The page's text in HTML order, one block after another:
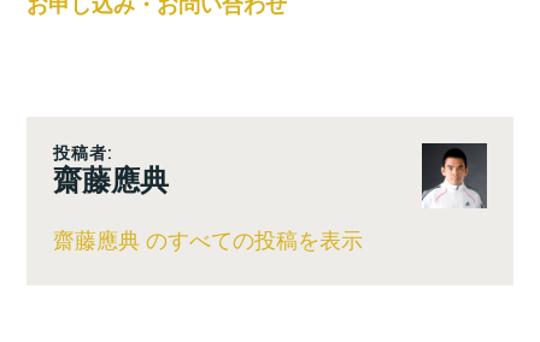
投稿者:
齋藤應典
齋藤應典 のすべての投稿を表示